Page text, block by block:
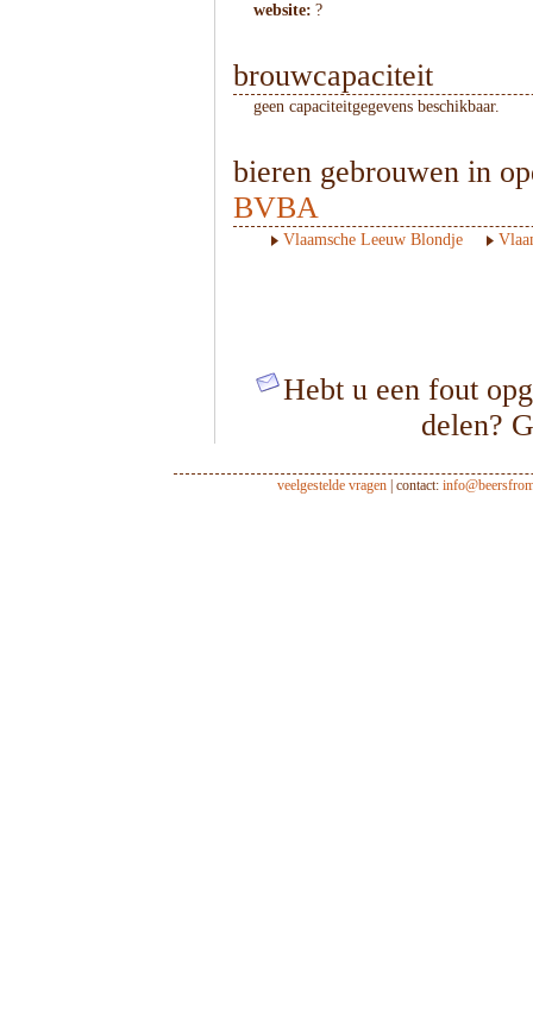
website: ?
brouwcapaciteit
geen capaciteitgegevens beschikbaar.
bieren gebrouwen in
BVBA
Vlaamsche Leeuw Blondje
Hebt u een fout
delen?
veelgestelde vragen | contact: